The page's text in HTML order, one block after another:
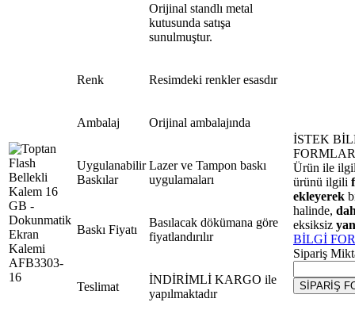
Orijinal standlı metal
kutusunda satışa
sunulmuştur.
Renk Resimdeki renkler esasdır
Ambalaj Orijinal ambalajında
Uygulanabilir
Baskılar
Lazer ve Tampon baskı
uygulamaları
Baskı Fiyatı
Basılacak dökümana göre
fiyatlandırılır
Teslimat
İNDİRİMLİ KARGO ile
yapılmaktadır
İSTEK
Ürün ile
ürünü ilgili
ekleyerek
halinde,
eksiksiz
BİLGİ
Sipariş